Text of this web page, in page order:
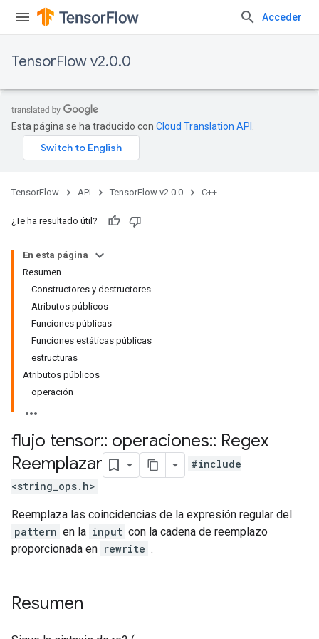
Acceder
TensorFlow v2.0.0
Esta página se ha traducido con Cloud Translation API
TensorFlow API TensorFlow v2.0.0 C++
¿Te ha resultado útil?
En esta página
Resumen
Constructores y destructores
Atributos públicos
Funciones públicas
Funciones estáticas públicas
estructuras
Atributos públicos
operación
flujo tensor:: operaciones:: Regex
Reemplazar
#include
<string_ops.h>
Reemplaza las coincidencias de la expresión regular del
pattern en la input con la cadena de reemplazo
proporcionada en rewrite .
Resumen